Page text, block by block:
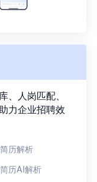
、人岗匹配、
力企业招聘效
历解析
历AI解析